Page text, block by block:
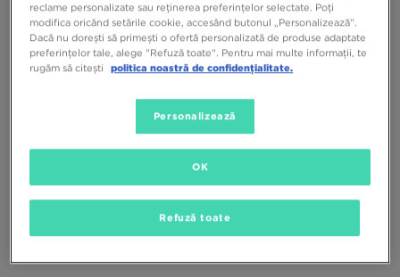
NIKE MAIOU PRO SWOOSH
BUSTIERĂ SPORT G
reclame personalizate sau reținerea preferințelor selectate. Poți
modifica oricând setările cookie, accesând butonul „Personalizează”.
Dacă nu dorești să primești o ofertă personalizată de produse adaptate
preferințelor tale, alege "Refuză toate". Pentru mai multe informații, te
rugăm să citești
politica noastră de confidențialitate.
Personalizează
Refuză toate
OK